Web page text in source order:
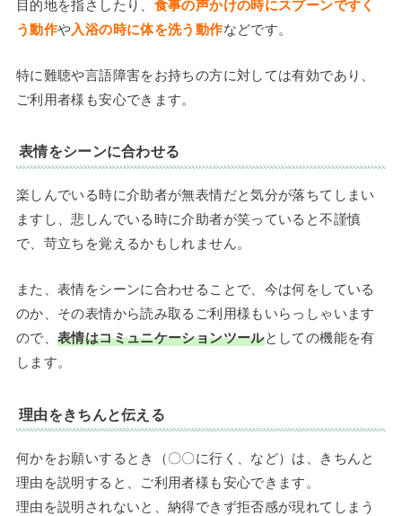
目的地を指さしたり、 食事の声かけの時にスプーンですく
う動作や入浴の時に体を洗う動作などです。
特に難聴や言語障害をお持ちの方に対しては有効であり、
ご利用者様も安心できます。
表情をシーンに合わせる
楽しんでいる時に介助者が無表情だと気分が落ちてしまい
ますし、悲しんでいる時に介助者が笑っていると不謹慎
で、苛立ちを覚えるかもしれません。
また、表情をシーンに合わせることで、今は何をしている
のか、その表情から読み取るご利用様もいらっしゃいます
ので、表情はコミュニケーションツールとしての機能を有
します。
理由をきちんと伝える
何かをお願いするとき（〇〇に行く、など）は、きちんと
理由を説明すると、ご利用者様も安心できます。
理由を説明されないと、納得できず拒否感が現れてしまう